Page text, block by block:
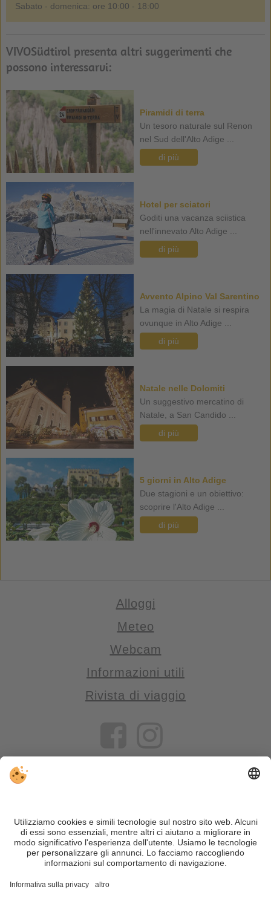
Sabato - domenica: ore 10:00 - 18:00
VIVOSüdtirol presenta altri suggerimenti che
possono interessarvi:
Piramidi di terra
Un tesoro naturale sul Renon
nel Sud dell'Alto Adige ...
di più
Hotel per sciatori
Goditi una vacanza sciistica
nell'innevato Alto Adige ...
di più
Avvento Alpino Val Sarentino
La magia di Natale si respira
ovunque in Alto Adige ...
di più
Natale nelle Dolomiti
Un suggestivo mercatino di
Natale, a San Candido ...
di più
5 giorni in Alto Adige
Due stagioni e un obiettivo:
scoprire l'Alto Adige ...
di più
Alloggi
Meteo
Webcam
Informazioni utili
Rivista di viaggio
VIVOSüdtirol è il portale di viaggio per chi desidera vivere il
Trentino Alto Adige davvero – con consigli autentici, alloggi e
offerte su misura.
Nonostante il lavoro accurato e il costante aggiornamento dei